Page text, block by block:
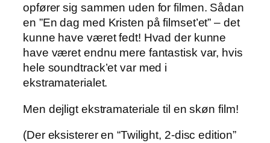
opfører sig sammen uden for filmen. Sådan
en ”En dag med Kristen på filmset’et” – det
kunne have været fedt! Hvad der kunne
have været endnu mere fantastisk var, hvis
hele soundtrack’et var med i
ekstramaterialet.
Men dejligt ekstramateriale til en skøn film!
(Der eksisterer en “Twilight, 2-disc edition”